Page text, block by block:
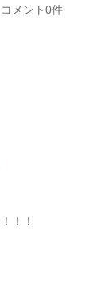
コメント0件
！！